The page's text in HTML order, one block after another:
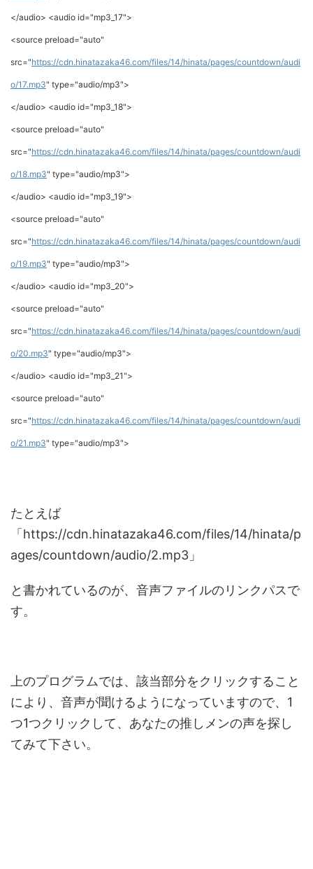
</audio> <audio id="mp3_17">
<source preload="auto"
src="https://cdn.hinatazaka46.com/files/14/hinata/pages/countdown/audi
o/17.mp3" type="audio/mp3">
</audio> <audio id="mp3_18">
<source preload="auto"
src="https://cdn.hinatazaka46.com/files/14/hinata/pages/countdown/audi
o/18.mp3" type="audio/mp3">
</audio> <audio id="mp3_19">
<source preload="auto"
src="https://cdn.hinatazaka46.com/files/14/hinata/pages/countdown/audi
o/19.mp3" type="audio/mp3">
</audio> <audio id="mp3_20">
<source preload="auto"
src="https://cdn.hinatazaka46.com/files/14/hinata/pages/countdown/audi
o/20.mp3" type="audio/mp3">
</audio> <audio id="mp3_21">
<source preload="auto"
src="https://cdn.hinatazaka46.com/files/14/hinata/pages/countdown/audi
o/21.mp3" type="audio/mp3">
たとえば
「https://cdn.hinatazaka46.com/files/14/hinata/p
ages/countdown/audio/2.mp3」
と書かれているのが、音声ファイルのリンクパスで
す。
上のプログラムでは、該当部分をクリックすること
により、音声が聞けるようになっていますので、1
つ1つクリックして、あなたの推しメンの声を探し
てみて下さい。